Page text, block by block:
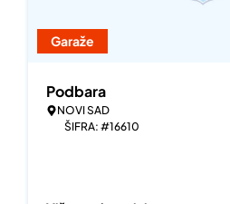
Garaže
Podbara
NOVI SAD
ŠIFRA: #16610